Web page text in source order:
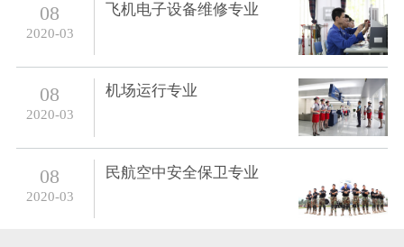
08
2020-03
飞机电子设备维修专业
08
2020-03
机场运行专业
08
2020-03
民航空中安全保卫专业